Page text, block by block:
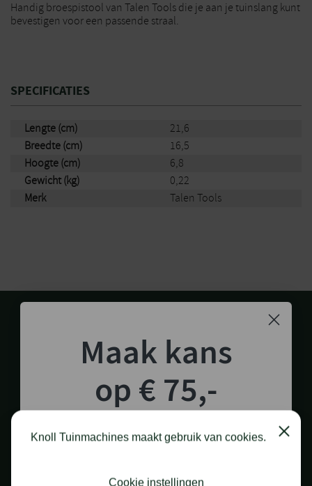
Handig broespistool van Talen Tools die je aan je tuinslang kunt
bevestigen voor een passende straal.
SPECIFICATIES
Lengte (cm)
21,6
Breedte (cm)
16,5
Hoogte (cm)
6,8
Gewicht (kg)
0,22
Merk
Talen Tools
1.000 M2 SHOWROOM
Knoll Tuinmachines maakt gebruik van cookies. Close
Cookie instellingen
Maak kans
op € 75,-
shoptegoed!
kans op €75,- te besteden op onze webshop.